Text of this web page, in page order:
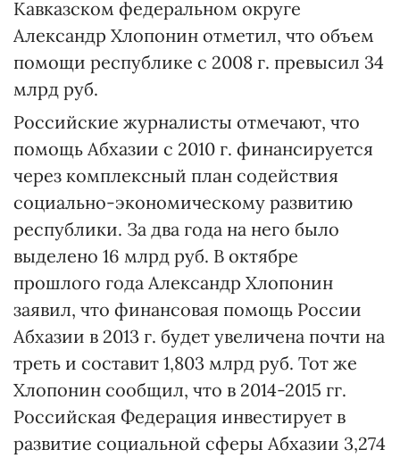
Кавказском федеральном округе
Александр Хлопонин отметил, что объем
помощи республике с 2008 г. превысил 34
млрд руб.
Российские журналисты отмечают, что
помощь Абхазии с 2010 г. финансируется
через комплексный план содействия
социально-экономическому развитию
республики. За два года на него было
выделено 16 млрд руб. В октябре
прошлого года Александр Хлопонин
заявил, что финансовая помощь России
Абхазии в 2013 г. будет увеличена почти на
треть и составит 1,803 млрд руб. Тот же
Хлопонин сообщил, что в 2014-2015 гг.
Российская Федерация инвестирует в
развитие социальной сферы Абхазии 3,274